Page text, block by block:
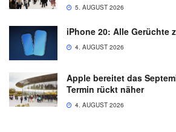
5. AUGUST 2026
iPhone 20: Alle Gerüchte
4. AUGUST 2026
Apple bereitet das
Termin rückt näher
4. AUGUST 2026